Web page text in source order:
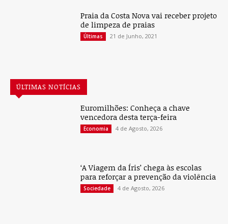
Praia da Costa Nova vai receber projeto
de limpeza de praias
Últimas 21 de Junho, 2021
ÚLTIMAS NOTÍCIAS
Euromilhões: Conheça a chave
vencedora desta terça-feira
Economia 4 de Agosto, 2026
‘A Viagem da Íris’ chega às escolas
para reforçar a prevenção da violência
Sociedade 4 de Agosto, 2026